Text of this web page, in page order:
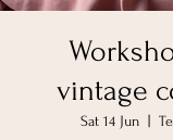
vintage
Sat 14 Jun